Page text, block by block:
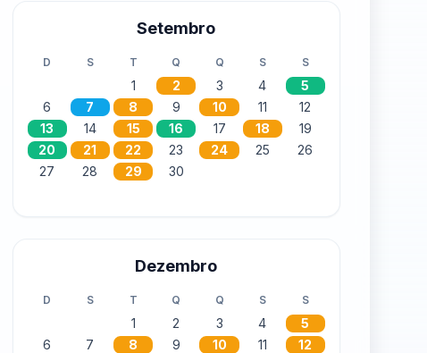
Setembro
D S T Q Q S S
1 2 3 4
5
6
7 8 9 10 11
12
13
14 15 16 17 18
19
20
21 22 23 24 25
26
27
28 29 30
Dezembro
D S T Q Q S S
1 2 3 4
5
6
7 8 9 10 11
12